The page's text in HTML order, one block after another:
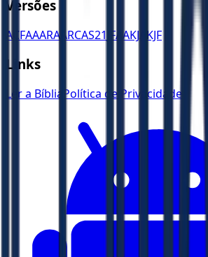
Versões
ACFAAARA ARCAS21 JFAAKJA KJF
Links
Ler a Bíblia Política de Privacidade